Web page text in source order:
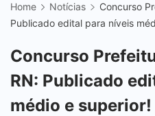
Home Notícias
Concurso
Publicado edital para níveis
Concurso
RN: Publicado
médio e superior!